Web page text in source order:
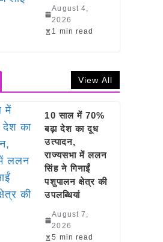
August 4,
2026
1 min read
View All
10 साल में 70%
बढ़ा देश का दूध
उत्पादन,
राज्यसभा में ललन
सिंह ने गिनाईं
पशुपालन क्षेत्र की
उपलब्धियां
August 7,
2026
5 min read